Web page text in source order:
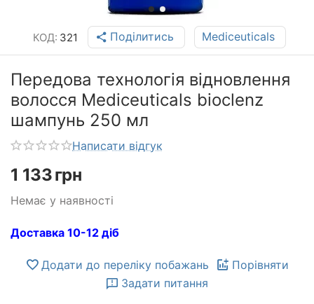
КОД: 321 Поділитись Mediceuticals
Передова технологія відновлення
волосся Mediceuticals bioclenz
шампунь 250 мл
Написати відгук
1 133грн
Немає у наявності
Доставка 10-12 діб
Додати до переліку побажань
Порівняти
Задати питання